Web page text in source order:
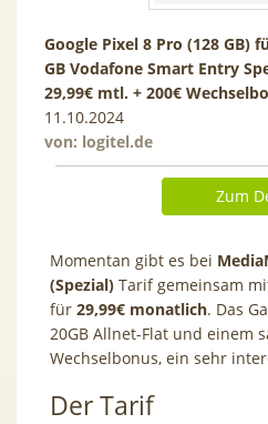
Google Pixel 8 Pro (128 GB)
GB Vodafone Smart Entry
29,99€ mtl. + 200€
11.10.2024
von: logitel.de
Zum
Momentan gibt es bei
(Spezial) Tarif gemeinsam
für 29,99€ monatlich. Das
20GB Allnet-Flat und einem
Wechselbonus, ein sehr
Der Tarif